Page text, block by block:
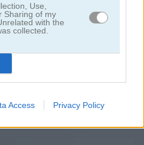
Use,
Sharing of my
with the
collected.
Access Privacy Policy